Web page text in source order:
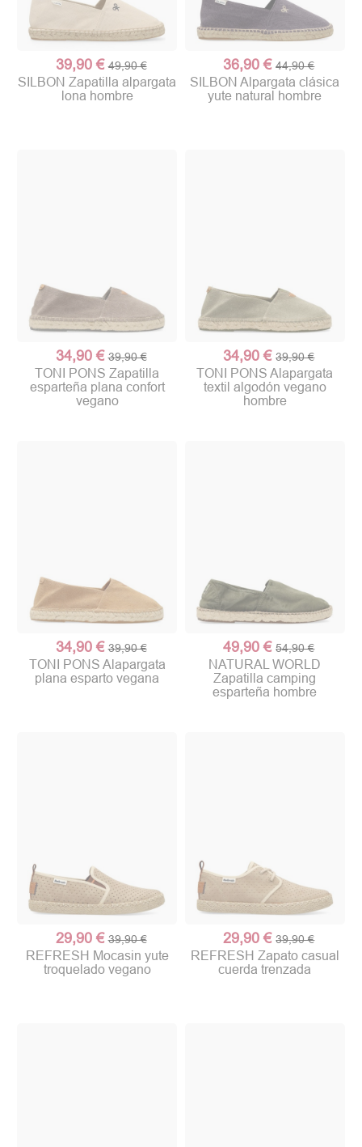
39,90 € 49,90 €
SILBON Zapatilla alpargata
lona hombre
36,90 € 44,90 €
SILBON Alpargata clásica
yute natural hombre
34,90 € 39,90 €
TONI PONS Zapatilla
esparteña plana confort
vegano
34,90 € 39,90 €
TONI PONS Alapargata
textil algodón vegano
hombre
34,90 € 39,90 €
TONI PONS Alapargata
plana esparto vegana
49,90 € 54,90 €
NATURAL WORLD
Zapatilla camping
esparteña hombre
29,90 € 39,90 €
REFRESH Mocasin yute
troquelado vegano
29,90 € 39,90 €
REFRESH Zapato casual
cuerda trenzada